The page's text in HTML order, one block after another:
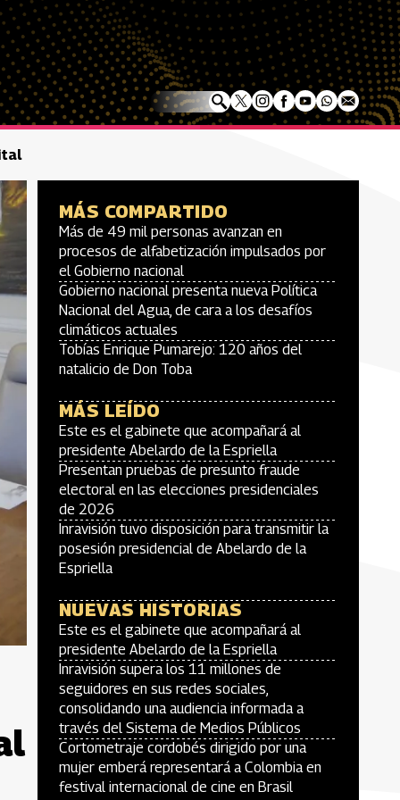
MÁS COMPARTIDO
Más de 49 mil personas avanzan en
procesos de alfabetización impulsados por
el Gobierno nacional
Gobierno nacional presenta nueva Política
Nacional del Agua, de cara a los desafíos
climáticos actuales
Tobías Enrique Pumarejo: 120 años del
natalicio de Don Toba
MÁS LEÍDO
Este es el gabinete que acompañará al
presidente Abelardo de la Espriella
Presentan pruebas de presunto fraude
electoral en las elecciones presidenciales
de 2026
Inravisión tuvo disposición para transmitir la
posesión presidencial de Abelardo de la
Espriella
NUEVAS HISTORIAS
Este es el gabinete que acompañará al
presidente Abelardo de la Espriella
Inravisión supera los 11 millones de
seguidores en sus redes sociales,
consolidando una audiencia informada a
través del Sistema de Medios Públicos
Cortometraje cordobés dirigido por una
mujer emberá representará a Colombia en
festival internacional de cine en Brasil